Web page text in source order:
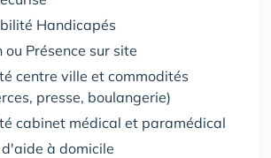
Handicapés
ou Présence sur site
centre ville et commodités
presse, boulangerie)
cabinet médical et paramédical
à domicile